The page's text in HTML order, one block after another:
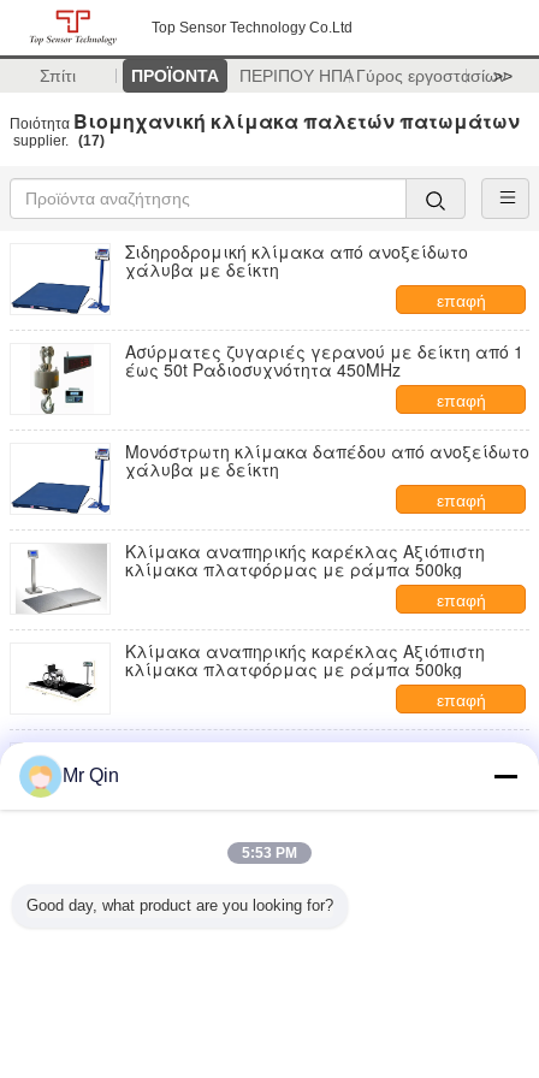
Top Sensor Technology Co.Ltd
Σπίτι ΠΡΟΪΟΝΤΑ ΠΕΡΙΠΟΥ ΗΠΑΓύρος εργοστασίων
>>
Ποιότητα Βιομηχανική κλίμακα παλετών πατωμάτων
supplier. (17)
Σιδηροδρομική κλίμακα από ανοξείδωτο
χάλυβα με δείκτη
επαφή
Ασύρματες ζυγαριές γερανού με δείκτη από 1
έως 50t Ραδιοσυχνότητα 450MHz
επαφή
Μονόστρωτη κλίμακα δαπέδου από ανοξείδωτο
χάλυβα με δείκτη
επαφή
Κλίμακα αναπηρικής καρέκλας Αξιόπιστη
κλίμακα πλατφόρμας με ράμπα 500kg
επαφή
Κλίμακα αναπηρικής καρέκλας Αξιόπιστη
κλίμακα πλατφόρμας με ράμπα 500kg
επαφή
Μικρή κλίμακα γερανών, επίδειξη 30kg 60kg
150kg 300kg 24mm LCD
Mr Qin
5:53 PM
Good day, what product are you looking for?